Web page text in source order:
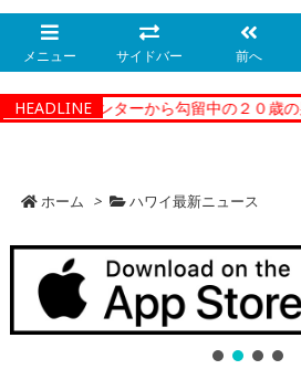
メニュー サイドバー 前へ
HEADLINE
ョナルセンターから勾留中の２０歳の男
ホーム > ハワイ最新ニュース